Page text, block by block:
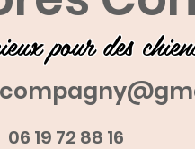
pour des
06 19 72 88 16